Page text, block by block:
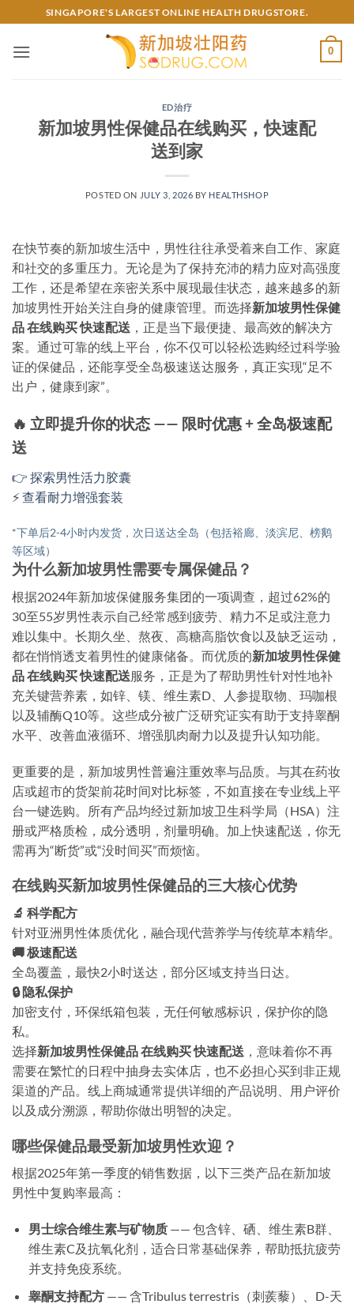
to
content
SINGAPORE'S LARGEST ONLINE HEALTH DRUGSTORE.
0
ED治疗
新加坡男性保健品在线购买，快速配
送到家
POSTED ON JULY 3, 2026 BY HEALTHSHOP
在快节奏的新加坡生活中，男性往往承受着来自工作、家庭
和社交的多重压力。无论是为了保持充沛的精力应对高强度
工作，还是希望在亲密关系中展现最佳状态，越来越多的新
加坡男性开始关注自身的健康管理。而选择新加坡男性保健
品 在线购买 快速配送 ，正是当下最便捷、最高效的解决方
案。通过可靠的线上平台，你不仅可以轻松选购经过科学验
证的保健品，还能享受全岛极速送达服务，真正实现“足不
出户，健康到家”。
🔥 立即提升你的状态 —— 限时优惠 + 全岛极速配
送
👉 探索男性活力胶囊
⚡ 查看耐力增强套装
*下单后2-4小时内发货，次日送达全岛（包括裕廊、淡滨尼、榜鹅
等区域）
为什么新加坡男性需要专属保健品？
根据2024年新加坡保健服务集团的一项调查，超过62%的
30至55岁男性表示自己经常感到疲劳、精力不足或注意力
难以集中。长期久坐、熬夜、高糖高脂饮食以及缺乏运动，
都在悄悄透支着男性的健康储备。而优质的新加坡男性保健
品 在线购买 快速配送服务，正是为了帮助男性针对性地补
充关键营养素，如锌、镁、维生素D、人参提取物、玛咖根
以及辅酶Q10等。这些成分被广泛研究证实有助于支持睾酮
水平、改善血液循环、增强肌肉耐力以及提升认知功能。
更重要的是，新加坡男性普遍注重效率与品质。与其在药妆
店或超市的货架前花时间对比标签，不如直接在专业线上平
台一键选购。所有产品均经过新加坡卫生科学局（HSA）注
册或严格质检，成分透明，剂量明确。加上快速配送，你无
需再为“断货”或“没时间买”而烦恼。
在线购买新加坡男性保健品的三大核心优势
🔬 科学配方
针对亚洲男性体质优化，融合现代营养学与传统草本精华。
🚚 极速配送
全岛覆盖，最快2小时送达，部分区域支持当日达。
🔒 隐私保护
加密支付，环保纸箱包装，无任何敏感标识，保护你的隐
私。
选择新加坡男性保健品 在线购买 快速配送 ，意味着你不再
需要在繁忙的日程中抽身去实体店，也不必担心买到非正规
渠道的产品。线上商城通常提供详细的产品说明、用户评价
以及成分溯源，帮助你做出明智的决定。
哪些保健品最受新加坡男性欢迎？
根据2025年第一季度的销售数据，以下三类产品在新加坡
男性中复购率最高：
男士综合维生素与矿物质—— 包含锌、硒、维生素B群、
维生素C及抗氧化剂，适合日常基础保养，帮助抵抗疲劳
并支持免疫系统。
睾酮支持配方—— 含Tribulus terrestris（刺蒺藜）、D-天